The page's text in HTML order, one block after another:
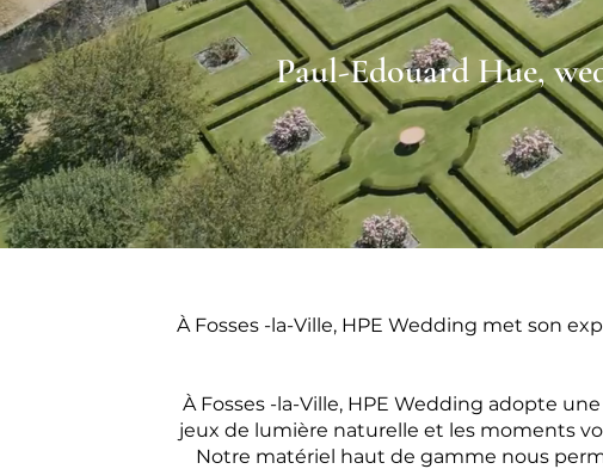
Paul-Edouard Hue,
À Fosses -la-Ville, HPE Wedding met son
À Fosses -la-Ville, HPE Wedding adopte
jeux de lumière naturelle et les moments
Notre matériel haut de gamme nous